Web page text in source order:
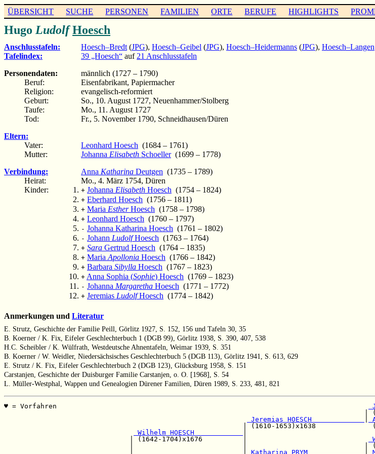
ÜBERSICHT SUCHE PERSONEN FAMILIEN ORTE BERUFE HIGHLIGHTS
Hugo Ludolf Hoesch
Anschlusstafeln: Hoesch–Bredt (JPG), Hoesch–Geibel (JPG), Hoesch–Heidermanns (JPG), Hoesch–Langen
Tafelindex:
39 „Hoesch“ auf 21 Anschlusstafeln
Personendaten:
männlich (1727 – 1790)
Beruf:
Eisenfabrikant, Papiermacher
Religion:
evangelisch-reformiert
Geburt:
So., 10. August 1727, Neuenhammer/Stolberg
Taufe:
Mo., 11. August 1727
Tod:
Fr., 5. November 1790, Schneidhausen/Düren
Eltern:
Vater:
Leonhard Hoesch (1684 – 1761)
Mutter:
Johanna Elisabeth Schoeller(1699 – 1778)
Verbindung:
Anna Katharina Deutgen (1735 – 1789)
Heirat:
Mo., 4. März 1754, Düren
Kinder:
+ Johanna Elisabeth Hoesch (1754 – 1824)
+ Eberhard Hoesch (1756 – 1811)
+ Maria EstherHoesch (1758 – 1798)
+ Leonhard Hoesch (1760 – 1797)
- Johanna Katharina Hoesch (1761 – 1802)
- Johann LudolfHoesch (1763 – 1764)
+ Sara Gertrud Hoesch (1764 – 1835)
+ Maria Apollonia Hoesch (1766 – 1842)
+ Barbara Sibylla Hoesch (1767 – 1823)
+ Anna Sophia (Sophie) Hoesch (1769 – 1823)
- Johanna Margaretha Hoesch (1771 – 1772)
+ Jeremias LudolfHoesch (1774 – 1842)
Anmerkungen und Literatur
E. Strutz, Geschichte der Familie Peill, Görlitz 1927, S. 152, 156 und Tafeln 30, 35
B. Koerner / K. Fix, Eifeler Geschlechterbuch 1 (DGB 99), Görlitz 1938, S. 390, 407, 538
H.C. Scheibler / K. Wülfrath, Westdeutsche Ahnentafeln, Weimar 1939, S. 351
B. Koerner / W. Weidler, Niedersächsisches Geschlechterbuch 5 (DGB 113), Görlitz 1941, S. 613, 629
E. Strutz / K. Fix, Eifeler Geschlechterbuch 2 (DGB 123), Glücksburg 1958, S. 151
Carstanjen, Geschichte der Duisburger Familie Carstanjen, o. O. [1968], S. 54
L. Müller-Westphal, Wappen und Genealogien Dürener Familien, Düren 1989, S. 233, 481, 821
♥ = Vorfahren
Jeremias HOESCH
| (1610-1653)x1638
Wilhelm HOESCH
                               | (1642-1704)x1676          |
|                           |
Katharina PRYM